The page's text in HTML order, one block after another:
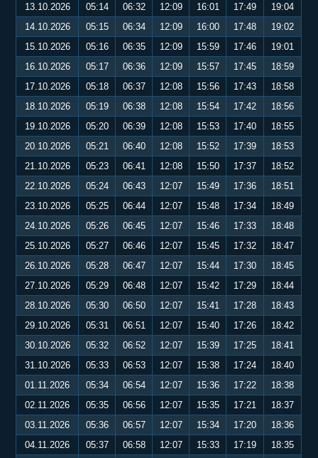
13.10.2026
05:14 06:32 12:09 16:01 17:49
19:04
14.10.2026
05:15 06:34 12:09 16:00 17:48
19:02
15.10.2026
05:16 06:35 12:09 15:59 17:46
19:01
16.10.2026
05:17 06:36 12:09 15:57 17:45
18:59
17.10.2026
05:18 06:37 12:08 15:56 17:43
18:58
18.10.2026
05:19 06:38 12:08 15:54 17:42
18:56
19.10.2026
05:20 06:39 12:08 15:53 17:40
18:55
20.10.2026
05:21 06:40 12:08 15:52 17:39
18:53
21.10.2026
05:23 06:41 12:08 15:50 17:37
18:52
22.10.2026
05:24 06:43 12:07 15:49 17:36
18:51
23.10.2026
05:25 06:44 12:07 15:48 17:34
18:49
24.10.2026
05:26 06:45 12:07 15:46 17:33
18:48
25.10.2026
05:27 06:46 12:07 15:45 17:32
18:47
26.10.2026
05:28 06:47 12:07 15:44 17:30
18:45
27.10.2026
05:29 06:48 12:07 15:42 17:29
18:44
28.10.2026
05:30 06:50 12:07 15:41 17:28
18:43
29.10.2026
05:31 06:51 12:07 15:40 17:26
18:42
30.10.2026
05:32 06:52 12:07 15:39 17:25
18:41
31.10.2026
05:33 06:53 12:07 15:38 17:24
18:40
01.11.2026
05:34 06:54 12:07 15:36 17:22
18:38
02.11.2026
05:35 06:56 12:07 15:35 17:21
18:37
03.11.2026
05:36 06:57 12:07 15:34 17:20
18:36
04.11.2026
05:37 06:58 12:07 15:33 17:19
18:35